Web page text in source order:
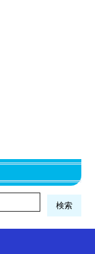
検索